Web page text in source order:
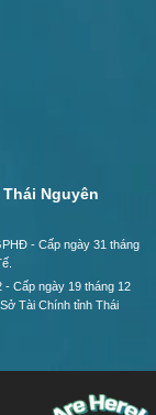
Nguyên
- Cấp ngày 31 tháng
Cấp ngày 19 tháng 12
Tài Chính tỉnh Thái